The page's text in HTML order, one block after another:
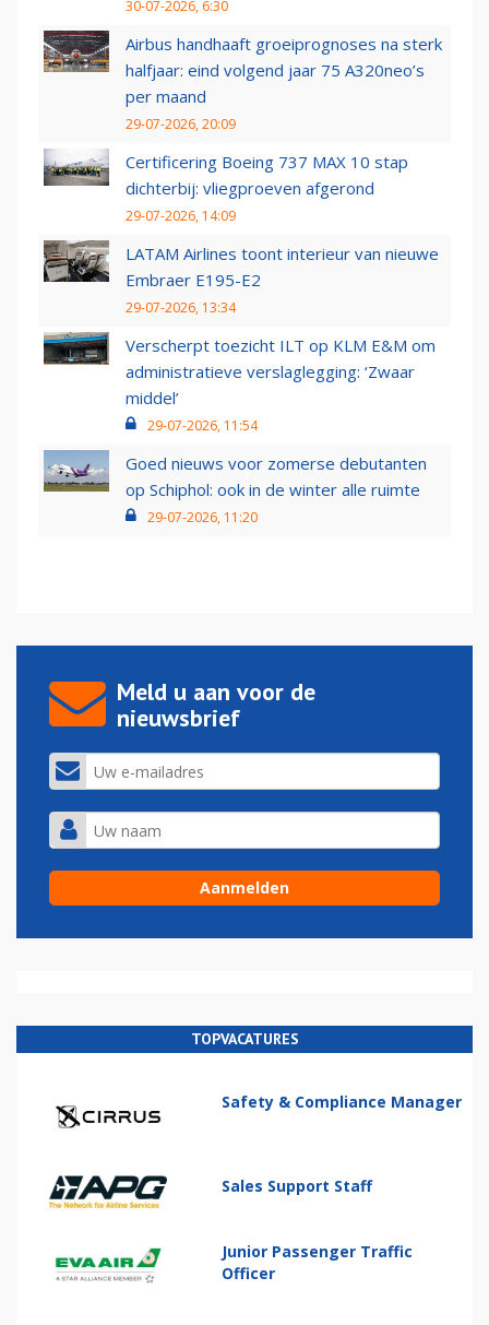
30-07-2026, 6:30
Airbus handhaaft groeiprognoses na sterk
halfjaar: eind volgend jaar 75 A320neo’s
per maand
29-07-2026, 20:09
Certificering Boeing 737 MAX 10 stap
dichterbij: vliegproeven afgerond
29-07-2026, 14:09
LATAM Airlines toont interieur van nieuwe
Embraer E195-E2
29-07-2026, 13:34
Verscherpt toezicht ILT op KLM E&M om
administratieve verslaglegging: ‘Zwaar
middel’
29-07-2026, 11:54
Goed nieuws voor zomerse debutanten
op Schiphol: ook in de winter alle ruimte
29-07-2026, 11:20
Meld u aan voor de
nieuwsbrief
TOPVACATURES
Safety & Compliance Manager
Sales Support Staff
Junior Passenger Traffic
Officer